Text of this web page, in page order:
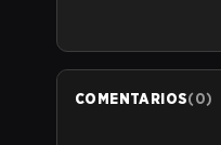
COMENTARIOS(0)